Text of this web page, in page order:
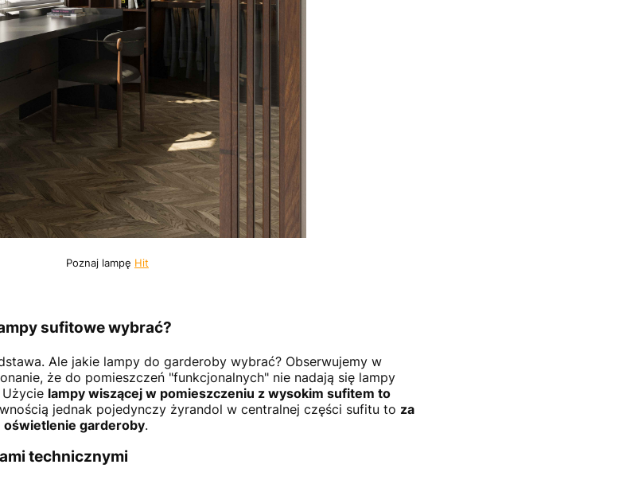
Poznaj lampę Hit
sufitowe wybrać?
Ale jakie lampy do garderoby wybrać? Obserwujemy w
że do pomieszczeń "funkcjonalnych" nie nadają się lampy
lampy wiszącej w pomieszczeniu z wysokim sufitem to
jednak pojedynczy żyrandol w centralnej części sufitu to za
oświetlenie garderoby.
technicznymi